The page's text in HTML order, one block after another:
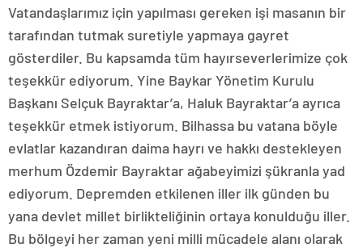
Vatandaşlarımız için yapılması gereken işi masanın bir
tarafından tutmak suretiyle yapmaya gayret
gösterdiler. Bu kapsamda tüm hayırseverlerimize çok
teşekkür ediyorum. Yine Baykar Yönetim Kurulu
Başkanı Selçuk Bayraktar’a, Haluk Bayraktar’a ayrıca
teşekkür etmek istiyorum. Bilhassa bu vatana böyle
evlatlar kazandıran daima hayrı ve hakkı destekleyen
merhum Özdemir Bayraktar ağabeyimizi şükranla yad
ediyorum. Depremden etkilenen iller ilk günden bu
yana devlet millet birlikteliğinin ortaya konulduğu iller.
Bu bölgeyi her zaman yeni milli mücadele alanı olarak